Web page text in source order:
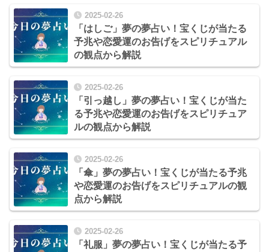
2025-02-26
「はしご」夢の夢占い！宝くじが当たる
予兆や恋愛運のお告げをスピリチュアル
の観点から解説
2025-02-26
「引っ越し」夢の夢占い！宝くじが当た
る予兆や恋愛運のお告げをスピリチュア
ルの観点から解説
2025-02-26
「傘」夢の夢占い！宝くじが当たる予兆
や恋愛運のお告げをスピリチュアルの観
点から解説
2025-02-26
「礼服」夢の夢占い！宝くじが当たる予